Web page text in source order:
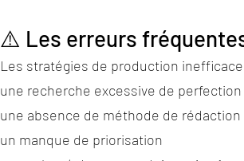
⚠️ Les erreurs
Les stratégies de production
une recherche excessive de perfection
une absence de méthode de rédaction
un manque de priorisation